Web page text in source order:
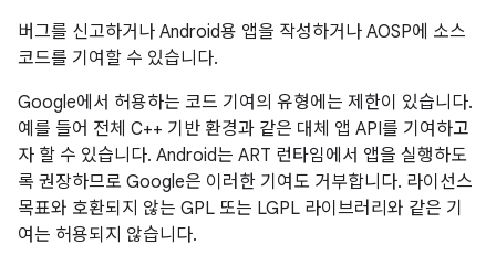
버그를 신고하거나 Android용 앱을 작성하거나 AOSP에 소스
코드를 기여할 수 있습니다.
Google에서 허용하는 코드 기여의 유형에는 제한이 있습니다.
예를 들어 전체 C++ 기반 환경과 같은 대체 앱 API를 기여하고
자 할 수 있습니다. Android는 ART 런타임에서 앱을 실행하도
록 권장하므로 Google은 이러한 기여도 거부합니다. 라이선스
목표와 호환되지 않는 GPL 또는 LGPL 라이브러리와 같은 기
여는 허용되지 않습니다.